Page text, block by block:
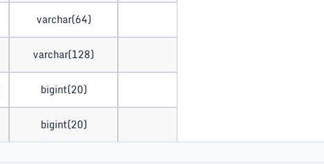
varchar(64)
varchar(128)
bigint(20)
bigint(20)